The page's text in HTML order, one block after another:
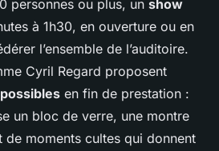
personnes ou plus, un show
à 1h30, en ouverture ou en
l’ensemble de l’auditoire.
Cyril Regard proposent
en fin de prestation :
un bloc de verre, une montre
moments cultes qui donnent